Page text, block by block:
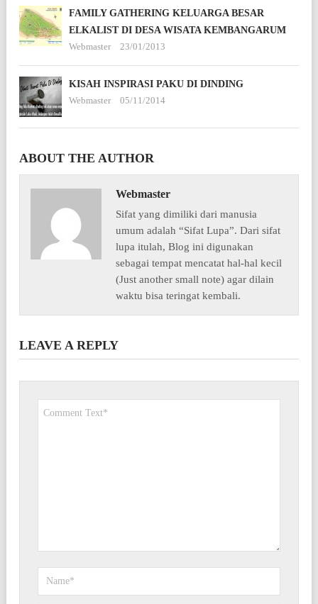
FAMILY GATHERING KELUARGA BESAR
ELKALIST DI DESA WISATA KEMBANGARUM
Webmaster
23/01/2013
KISAH INSPIRASI PAKU DI DINDING
Webmaster
05/11/2014
ABOUT THE AUTHOR
Webmaster
Sifat yang dimiliki dari manusia
umum adalah “Sifat Lupa”. Dari sifat
lupa itulah, Blog ini digunakan
sebagai tempat mencatat hal-hal kecil
(Just another small note) agar dilain
waktu bisa teringat kembali.
LEAVE A REPLY